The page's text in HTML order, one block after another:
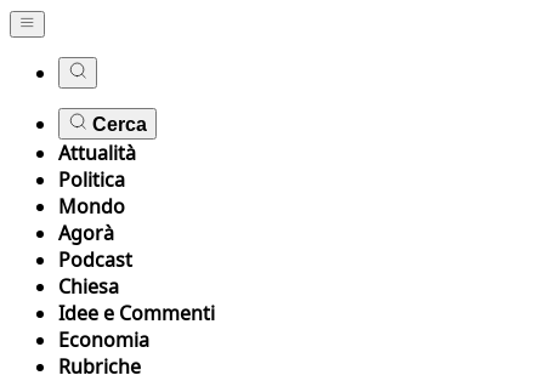
Cerca
Attualità
Politica
Mondo
Agorà
Podcast
Chiesa
Idee e Commenti
Economia
Rubriche